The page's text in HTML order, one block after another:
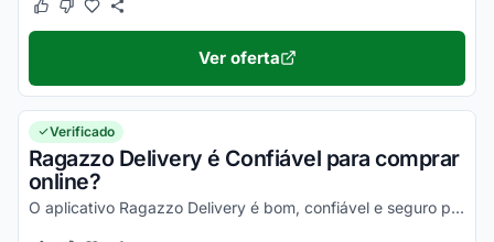
Este cupom funcionou
Este cupom não funcionou
Ver oferta
Verificado
Ragazzo Delivery é Confiável para comprar
online?
O aplicativo Ragazzo Delivery é bom, confiável e seguro para compras na internet. Pesquise, confira os comentários e constate!